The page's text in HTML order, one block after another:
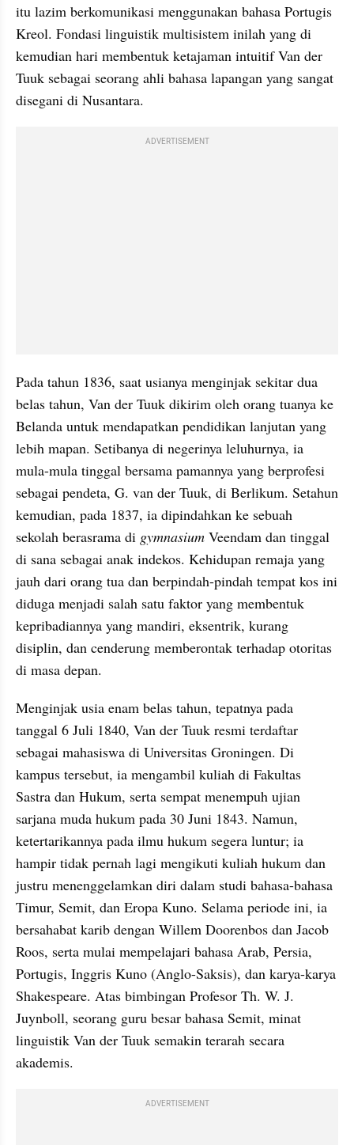
itu lazim berkomunikasi menggunakan bahasa Portugis
Kreol. Fondasi linguistik multisistem inilah yang di
kemudian hari membentuk ketajaman intuitif Van der
Tuuk sebagai seorang ahli bahasa lapangan yang sangat
disegani di Nusantara.
ADVERTISEMENT
Pada tahun 1836, saat usianya menginjak sekitar dua
belas tahun, Van der Tuuk dikirim oleh orang tuanya ke
Belanda untuk mendapatkan pendidikan lanjutan yang
lebih mapan. Setibanya di negerinya leluhurnya, ia
mula-mula tinggal bersama pamannya yang berprofesi
sebagai pendeta, G. van der Tuuk, di Berlikum. Setahun
kemudian, pada 1837, ia dipindahkan ke sebuah
sekolah berasrama di gymnasium Veendam dan tinggal
di sana sebagai anak indekos. Kehidupan remaja yang
jauh dari orang tua dan berpindah-pindah tempat kos ini
diduga menjadi salah satu faktor yang membentuk
kepribadiannya yang mandiri, eksentrik, kurang
disiplin, dan cenderung memberontak terhadap otoritas
di masa depan.
Menginjak usia enam belas tahun, tepatnya pada
tanggal 6 Juli 1840, Van der Tuuk resmi terdaftar
sebagai mahasiswa di Universitas Groningen. Di
kampus tersebut, ia mengambil kuliah di Fakultas
Sastra dan Hukum, serta sempat menempuh ujian
sarjana muda hukum pada 30 Juni 1843. Namun,
ketertarikannya pada ilmu hukum segera luntur; ia
hampir tidak pernah lagi mengikuti kuliah hukum dan
justru menenggelamkan diri dalam studi bahasa-bahasa
Timur, Semit, dan Eropa Kuno. Selama periode ini, ia
bersahabat karib dengan Willem Doorenbos dan Jacob
Roos, serta mulai mempelajari bahasa Arab, Persia,
Portugis, Inggris Kuno (Anglo-Saksis), dan karya-karya
Shakespeare. Atas bimbingan Profesor Th. W. J.
Juynboll, seorang guru besar bahasa Semit, minat
linguistik Van der Tuuk semakin terarah secara
akademis.
ADVERTISEMENT